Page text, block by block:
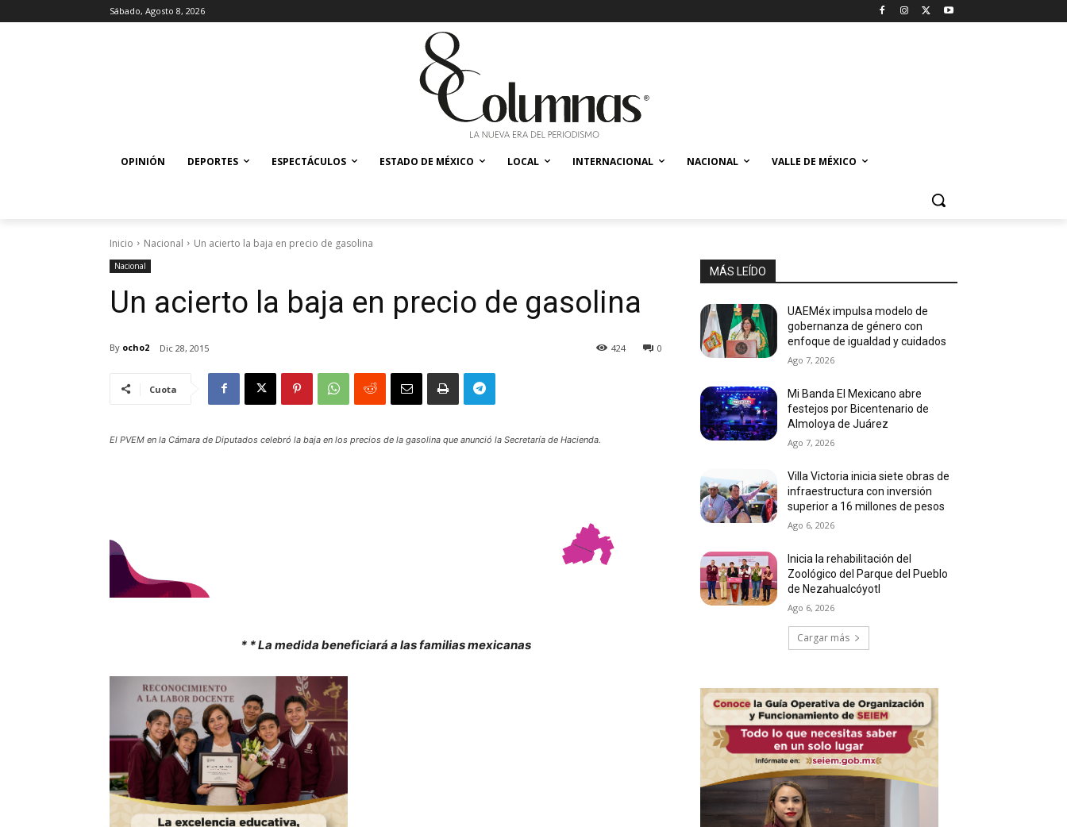
Sábado, Agosto 8, 2026
OPINIÓN DEPORTES ESPECTÁCULOS ESTADO DE MÉXICO LOCAL INTERNACIONAL NACIONAL VALLE DE MÉXICO
Inicio Nacional Un acierto la baja en precio de gasolina
Nacional
Un acierto la baja en precio de gasolina
By ocho2 Dic 28, 2015 0
424
Cuota
El PVEM en la Cámara de Diputados celebró la baja en los precios de la gasolina que anunció la Secretaría de Hacienda.
* * La medida beneficiará a las familias mexicanas
MÁS LEÍDO
UAEMéx impulsa modelo de
gobernanza de género con
enfoque de igualdad y cuidados
Ago 7, 2026
Mi Banda El Mexicano abre
festejos por Bicentenario de
Almoloya de Juárez
Ago 7, 2026
Villa Victoria inicia siete obras de
infraestructura con inversión
superior a 16 millones de pesos
Ago 6, 2026
Inicia la rehabilitación del
Zoológico del Parque del Pueblo
de Nezahualcóyotl
Ago 6, 2026
Cargar más